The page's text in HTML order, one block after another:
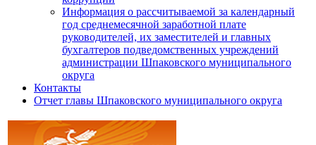
Информация о рассчитываемой за календарный
год среднемесячной заработной плате
руководителей, их заместителей и главных
бухгалтеров подведомственных учреждений
администрации Шпаковского муниципального
округа
Контакты
Отчет главы Шпаковского муниципального округа